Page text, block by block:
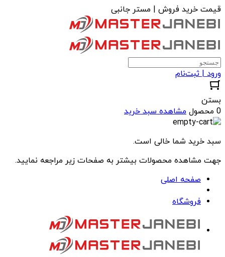
قیمت خرید فروش | مستر جانبی
ورود | ثبت‌نام
بستن
0 محصول
مشاهده سبد خرید
سبد خرید شما خالی است.
جهت مشاهده محصولات بیشتر به صفحات زیر مراجعه نمایید.
صفحه اصلی
فروشگاه